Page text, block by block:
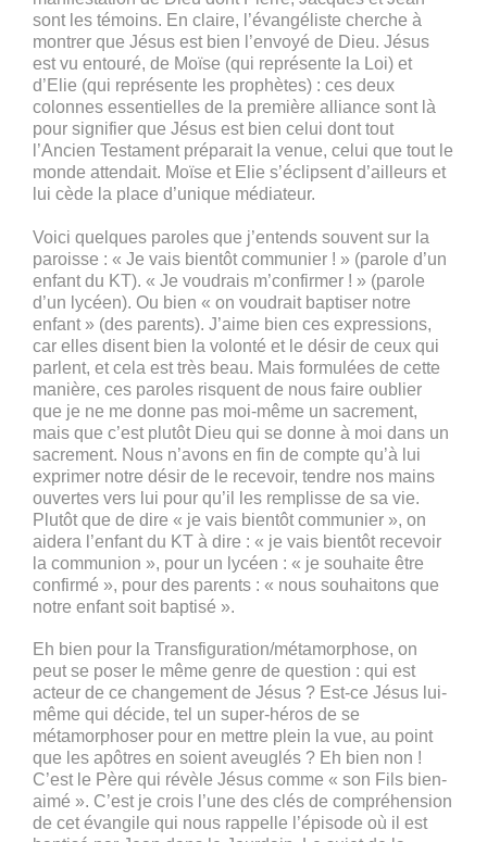
sont les témoins. En claire, l’évangéliste cherche à
montrer que Jésus est bien l’envoyé de Dieu. Jésus
est vu entouré, de Moïse (qui représente la Loi) et
d’Elie (qui représente les prophètes) : ces deux
colonnes essentielles de la première alliance sont là
pour signifier que Jésus est bien celui dont tout
l’Ancien Testament préparait la venue, celui que tout le
monde attendait. Moïse et Elie s’éclipsent d’ailleurs et
lui cède la place d’unique médiateur.
Voici quelques paroles que j’entends souvent sur la
paroisse : « Je vais bientôt communier ! » (parole d’un
enfant du KT). « Je voudrais m’confirmer ! » (parole
d’un lycéen). Ou bien « on voudrait baptiser notre
enfant » (des parents). J’aime bien ces expressions,
car elles disent bien la volonté et le désir de ceux qui
parlent, et cela est très beau. Mais formulées de cette
manière, ces paroles risquent de nous faire oublier
que je ne me donne pas moi-même un sacrement,
mais que c’est plutôt Dieu qui se donne à moi dans un
sacrement. Nous n’avons en fin de compte qu’à lui
exprimer notre désir de le recevoir, tendre nos mains
ouvertes vers lui pour qu’il les remplisse de sa vie.
Plutôt que de dire « je vais bientôt communier », on
aidera l’enfant du KT à dire : « je vais bientôt recevoir
la communion », pour un lycéen : « je souhaite être
confirmé », pour des parents : « nous souhaitons que
notre enfant soit baptisé ».
Eh bien pour la Transfiguration/métamorphose, on
peut se poser le même genre de question : qui est
acteur de ce changement de Jésus ? Est-ce Jésus lui-
même qui décide, tel un super-héros de se
métamorphoser pour en mettre plein la vue, au point
que les apôtres en soient aveuglés ? Eh bien non !
C’est le Père qui révèle Jésus comme « son Fils bien-
aimé ». C’est je crois l’une des clés de compréhension
de cet évangile qui nous rappelle l’épisode où il est